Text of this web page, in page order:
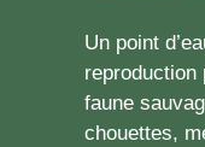
Un point
reproduction
faune
chouettes,